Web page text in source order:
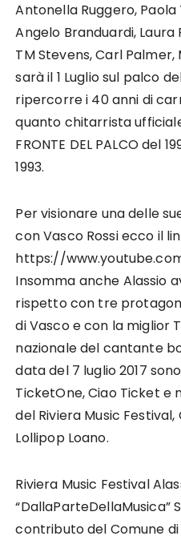
Antonella Ruggero, Paola
Angelo Branduardi, Laura
TM Stevens, Carl
sarà il 1 Luglio sul palco
ripercorre i 40 anni di
quanto chitarrista
FRONTE DEL PALCO del
1993.
Per visionare una delle
con Vasco Rossi ecco il
https://
Insomma anche Alassio
rispetto con tre
di Vasco e con la miglior
nazionale del cantante
data del 7 luglio 2017
TicketOne, Ciao Ticket e
del Riviera Music
Lollipop Loano.
Riviera Music Festival
“DallaParteDellaMusica”
contributo del Comune